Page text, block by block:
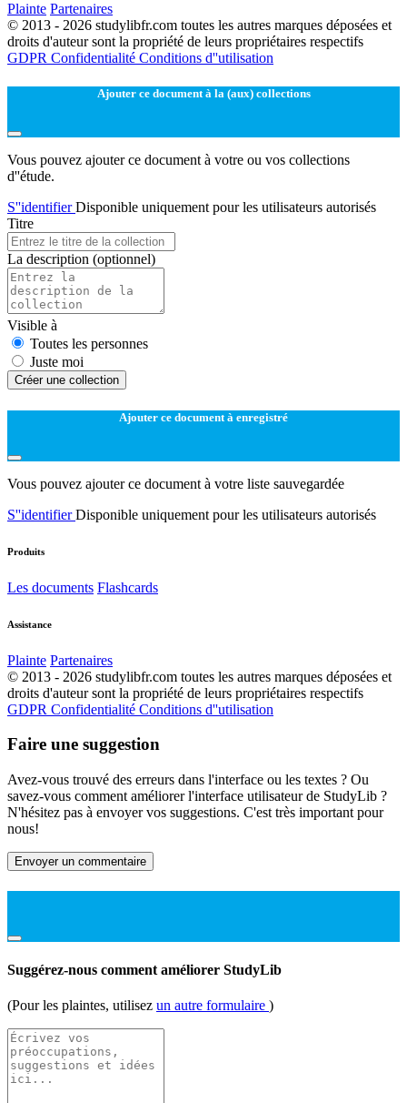
Plainte Partenaires
© 2013 - 2026 studylibfr.com toutes les autres marques déposées et
droits d'auteur sont la propriété de leurs propriétaires respectifs
GDPR Confidentialité Conditions d''utilisation
Ajouter ce document à la (aux) collections
Vous pouvez ajouter ce document à votre ou vos collections
d''étude.
S''identifierDisponible uniquement pour les utilisateurs autorisés
Titre
La description (optionnel)
Visible à
Toutes les personnes
Juste moi
Créer une collection
Ajouter ce document à enregistré
Vous pouvez ajouter ce document à votre liste sauvegardée
S''identifierDisponible uniquement pour les utilisateurs autorisés
Produits
Les documents Flashcards
Assistance
Plainte Partenaires
© 2013 - 2026 studylibfr.com toutes les autres marques déposées et
droits d'auteur sont la propriété de leurs propriétaires respectifs
GDPR Confidentialité Conditions d''utilisation
Faire une suggestion
Avez-vous trouvé des erreurs dans l'interface ou les textes ? Ou
savez-vous comment améliorer l'interface utilisateur de StudyLib ?
N'hésitez pas à envoyer vos suggestions. C'est très important pour
nous!
Envoyer un commentaire
Suggérez-nous comment améliorer StudyLib
(Pour les plaintes, utilisez un autre formulaire )